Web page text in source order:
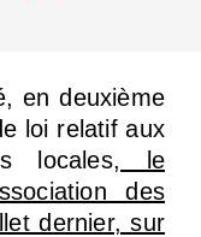
en deuxième
loi relatif aux
locales, le
des
dernier, sur